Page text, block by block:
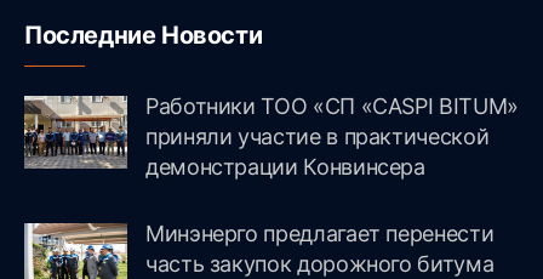
Последние Новости
Работники ТОО «СП «CASPI BITUM»
приняли участие в практической
демонстрации Конвинсера
Минэнерго предлагает перенести
часть закупок дорожного битума